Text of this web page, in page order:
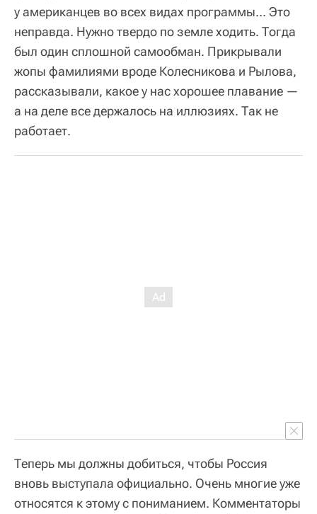
у американцев во всех видах программы… Это
неправда. Нужно твердо по земле ходить. Тогда
был один сплошной самообман. Прикрывали
жопы фамилиями вроде Колесникова и Рылова,
рассказывали, какое у нас хорошее плавание —
а на деле все держалось на иллюзиях. Так не
работает.
Теперь мы должны добиться, чтобы Россия
вновь выступала официально. Очень многие уже
относятся к этому с пониманием. Комментаторы